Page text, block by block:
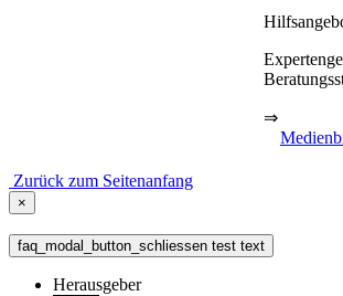
⇒
Zurück zum Seitenanfang
×
faq_modal_button_schliessen test text
Herausgeber